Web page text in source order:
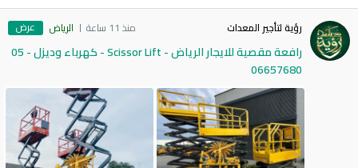
رؤية لتأجير المعدات منذ 11 ساعة الرياض عرض
رافعة مقصية للايجار الرياض - Scissor Lift - كهرباء وديزل - 05
06657680